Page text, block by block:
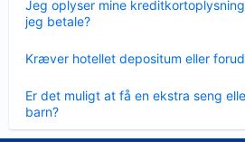
Jeg oplyser mine
jeg betale?
Kræver hotellet depositum eller
Er det muligt at få en ekstra seng
barn?